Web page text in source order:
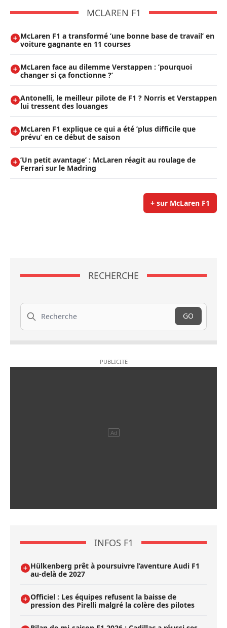
MCLAREN F1
McLaren F1 a transformé ’une bonne base de travail’ en
voiture gagnante en 11 courses
McLaren face au dilemme Verstappen : ’pourquoi
changer si ça fonctionne ?’
Antonelli, le meilleur pilote de F1 ? Norris et Verstappen
lui tressent des louanges
McLaren F1 explique ce qui a été ’plus difficile que
prévu’ en ce début de saison
’Un petit avantage’ : McLaren réagit au roulage de
Ferrari sur le Madring
+ sur McLaren F1
RECHERCHE
Recherche
GO
INFOS F1
Hülkenberg prêt à poursuivre l’aventure Audi F1
au-delà de 2027
Officiel : Les équipes refusent la baisse de
pression des Pirelli malgré la colère des pilotes